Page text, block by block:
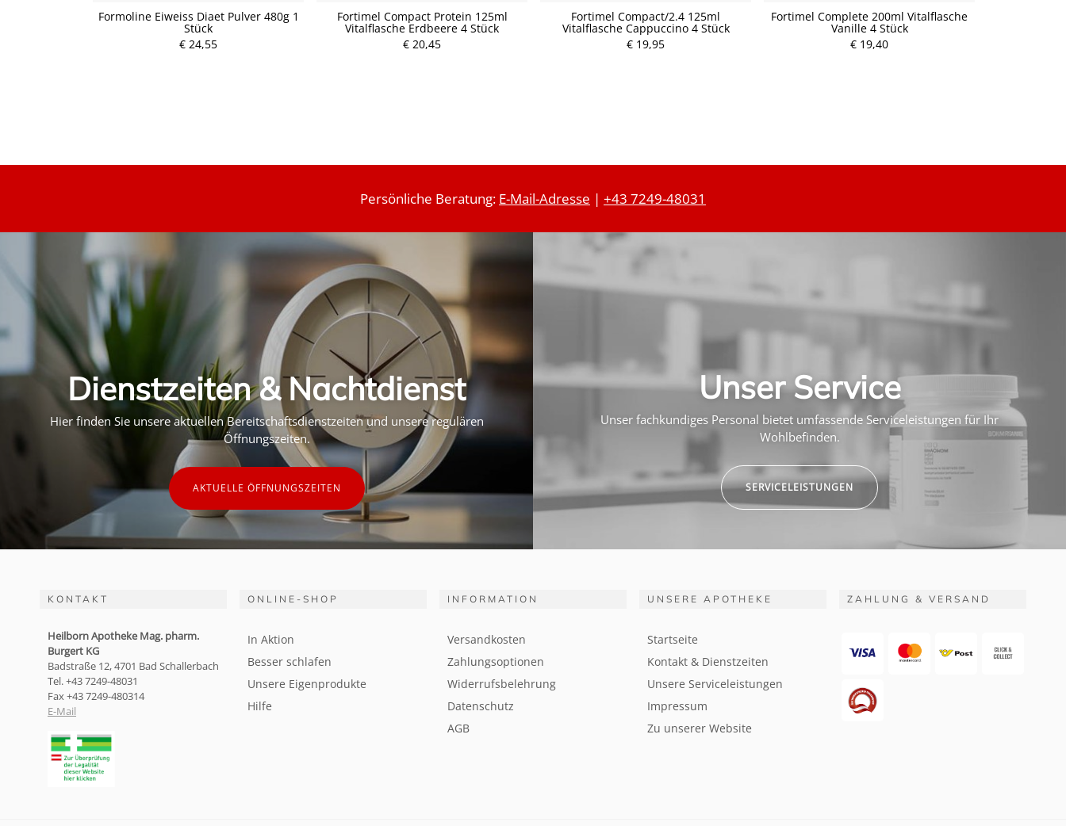
Formoline Eiweiss Diaet Pulver 480g 1
Stück
€ 24,55
Fortimel Compact Protein 125ml
Vitalflasche Erdbeere 4 Stück
€ 20,45
Fortimel Compact/2.4 125ml
Vitalflasche Cappuccino 4 Stück
€ 19,95
Fortimel Complete 200ml Vitalflasche
Vanille 4 Stück
€ 19,40
r P
Persönliche Beratung: E-Mail-Adresse | +43 7249-48031
Dienstzeiten & Nachtdienst
Hier finden Sie unsere aktuellen Bereitschaftsdienstzeiten und unsere regulären
Öffnungszeiten.
AKTUELLE ÖFFNUNGSZEITEN
Unser Service
Unser fachkundiges Personal bietet umfassende Serviceleistungen für Ihr
Wohlbefinden.
SERVICELEISTUNGEN
KONTAKT
Heilborn Apotheke Mag. pharm.
Burgert KG
Badstraße 12, 4701 Bad Schallerbach
Tel. +43 7249-48031
Fax +43 7249-480314
E-Mail
ONLINE-SHOP
In Aktion
Besser schlafen
Unsere Eigenprodukte
Hilfe
INFORMATION
Versandkosten
Zahlungsoptionen
Widerrufsbelehrung
Datenschutz
AGB
UNSERE APOTHEKE
Startseite
Kontakt & Dienstzeiten
Unsere Serviceleistungen
Impressum
Zu unserer Website
ZAHLUNG & VERSAND